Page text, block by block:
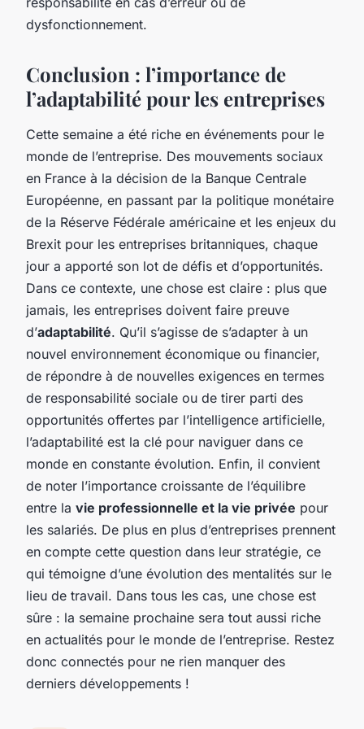
dysfonctionnement.
Conclusion : l’importance de
l’adaptabilité pour les entreprises
Cette semaine a été riche en événements pour le
monde de l’entreprise. Des mouvements sociaux
en France à la décision de la Banque Centrale
Européenne, en passant par la politique monétaire
de la Réserve Fédérale américaine et les enjeux du
Brexit pour les entreprises britanniques, chaque
jour a apporté son lot de défis et d’opportunités.
Dans ce contexte, une chose est claire : plus que
jamais, les entreprises doivent faire preuve
d’adaptabilité. Qu’il s’agisse de s’adapter à un
nouvel environnement économique ou financier,
de répondre à de nouvelles exigences en termes
de responsabilité sociale ou de tirer parti des
opportunités offertes par l’intelligence artificielle,
l’adaptabilité est la clé pour naviguer dans ce
monde en constante évolution. Enfin, il convient
de noter l’importance croissante de l’équilibre
entre la vie professionnelle et la vie privée pour
les salariés. De plus en plus d’entreprises prennent
en compte cette question dans leur stratégie, ce
qui témoigne d’une évolution des mentalités sur le
lieu de travail. Dans tous les cas, une chose est
sûre : la semaine prochaine sera tout aussi riche
en actualités pour le monde de l’entreprise. Restez
donc connectés pour ne rien manquer des
derniers développements !